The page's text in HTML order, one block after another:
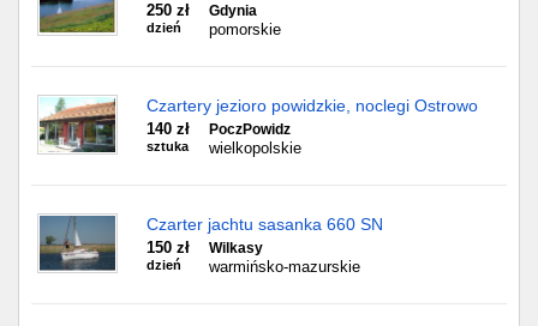
250 zł
dzień
Gdynia
pomorskie
Czartery jezioro powidzkie, noclegi Ostrowo
140 zł
sztuka
PoczPowidz
wielkopolskie
Czarter jachtu sasanka 660 SN
150 zł
dzień
Wilkasy
warmińsko-mazurskie